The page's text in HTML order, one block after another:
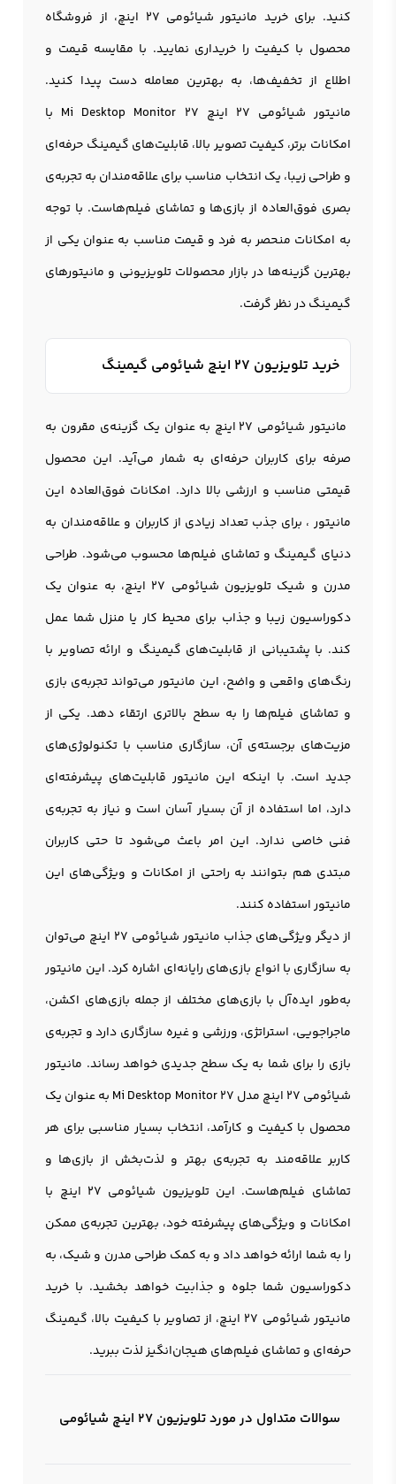
کنید. برای خرید مانیتور شیائومی 27 اینچ، از فروشگاه
محصول با کیفیت را خریداری نمایید. با مقایسه قیمت‌ و
اطلاع از تخفیف‌ها، به بهترین معامله دست پیدا کنید.
مانيتور شيائومي 27 اينچ Mi Desktop Monitor 27 با
امکانات برتر، کیفیت تصویر بالا، قابلیت‌های گیمینگ حرفه‌ای
و طراحی زیبا، یک انتخاب مناسب برای علاقه‌مندان به تجربه‌ی
بصری فوق‌العاده از بازی‌ها و تماشای فیلم‌هاست. با توجه
به امکانات منحصر به فرد و قیمت مناسب به عنوان یکی از
بهترین گزینه‌ها در بازار محصولات تلویزیونی و مانيتورهای
گیمینگ در نظر گرفت.
خرید تلویزیون 27 اینچ شیائومی گیمینگ
مانيتور شيائومي 27 اينچ به عنوان یک گزینه‌ی مقرون به
صرفه برای کاربران حرفه‌ای به شمار می‌آید. این محصول
قیمتی مناسب و ارزشی بالا دارد. امکانات فوق‌العاده این
مانيتور ، برای جذب تعداد زیادی از کاربران و علاقه‌مندان به
دنیای گیمینگ و تماشای فیلم‌ها محسوب می‌شود. طراحی
مدرن و شیک تلویزیون شیائومی 27 اینچ، به عنوان یک
دکوراسیون زیبا و جذاب برای محیط کار یا منزل شما عمل
کند. با پشتیبانی از قابلیت‌های گیمینگ و ارائه تصاویر با
رنگ‌های واقعی و واضح، این مانيتور می‌تواند تجربه‌ی بازی
و تماشای فیلم‌ها را به سطح بالاتری ارتقاء دهد. یکی از
مزیت‌های برجسته‌ی آن، سازگاری مناسب با تکنولوژی‌های
جدید است. با اینکه این مانيتور قابلیت‌های پیشرفته‌ای
دارد، اما استفاده از آن بسیار آسان است و نیاز به تجربه‌ی
فنی خاصی ندارد. این امر باعث می‌شود تا حتی کاربران
مبتدی هم بتوانند به راحتی از امکانات و ویژگی‌های این
مانيتور استفاده کنند.
از دیگر ویژگی‌های جذاب مانيتور شيائومي 27 اينچ می‌توان
به سازگاری با انواع بازی‌های رایانه‌ای اشاره کرد. این مانيتور
به‌طور ایده‌آل با بازی‌های مختلف از جمله بازی‌های اکشن،
ماجراجویی، استراتژی، ورزشی و غیره سازگاری دارد و تجربه‌ی
بازی را برای شما به یک سطح جدیدی خواهد رساند. مانیتور
شیائومی 27 اینچ مدل Mi Desktop Monitor 27 به عنوان یک
محصول با کیفیت و کارآمد، انتخاب بسیار مناسبی برای هر
کاربر علاقه‌مند به تجربه‌ی بهتر و لذت‌بخش از بازی‌ها و
تماشای فیلم‌هاست. این تلويزيون شیائومی ۲۷ اينچ با
امکانات و ویژگی‌های پیشرفته خود، بهترین تجربه‌ی ممکن
را به شما ارائه خواهد داد و به کمک طراحی مدرن و شیک، به
دکوراسیون شما جلوه و جذابیت خواهد بخشید. با خرید
مانیتور شیائومی 27 اینچ، از تصاویر با کیفیت بالا، گیمینگ
حرفه‌ای و تماشای فیلم‌های هیجان‌انگیز لذت ببرید.
سوالات متداول در مورد تلویزیون 27 اینچ شیائومی